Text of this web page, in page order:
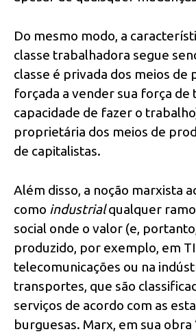
Do mesmo modo, a
classe trabalhadora segue
classe é privada dos meios de
forçada a vender sua força de
capacidade de fazer o
proprietária dos meios de
de capitalistas.
Além disso, a noção marxista
como industrialqualquer
social onde o valor (e,
produzido, por exemplo, em
telecomunicações ou na
transportes, que são
serviços de acordo com as
burguesas. Marx, em sua obra